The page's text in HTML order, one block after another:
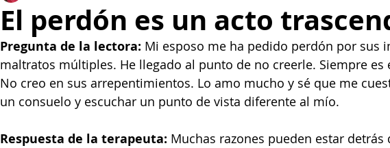
El perdón es un acto
Pregunta de la lectora: Mi esposo me ha pedido perdón por sus
maltratos múltiples. He llegado al punto de no creerle. Siempre es
No creo en sus arrepentimientos. Lo amo mucho y sé que me
un consuelo y escuchar un punto de vista diferente al mío.
Respuesta de la terapeuta: Muchas razones pueden estar